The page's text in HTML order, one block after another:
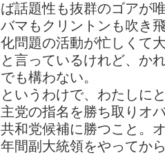
ば話題性も抜群のゴアが
バマもクリントンも吹き
化問題の活動が忙しくて
と言っているけれど、か
でも構わない。
というわけで、わたしに
主党の指名を勝ち取りオ
共和党候補に勝つこと。
年間副大統領をやってか